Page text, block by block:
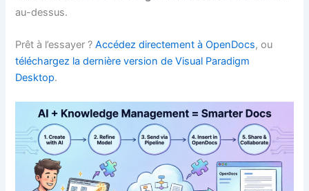
au-dessus.
Prêt à l’essayer ?Accédez directement à OpenDocs, ou
téléchargez la dernière version de Visual Paradigm
Desktop.